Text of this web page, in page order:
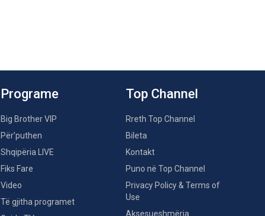
Programe
Big Brother VIP
Për’puthen
Shqipëria LIVE
Fiks Fare
Video
Të gjitha programet
Top Channel
Rreth Top Channel
Bileta
Kontakt
Puno në Top Channel
Privacy Policy & Terms of
Use
Aksesueshmëria